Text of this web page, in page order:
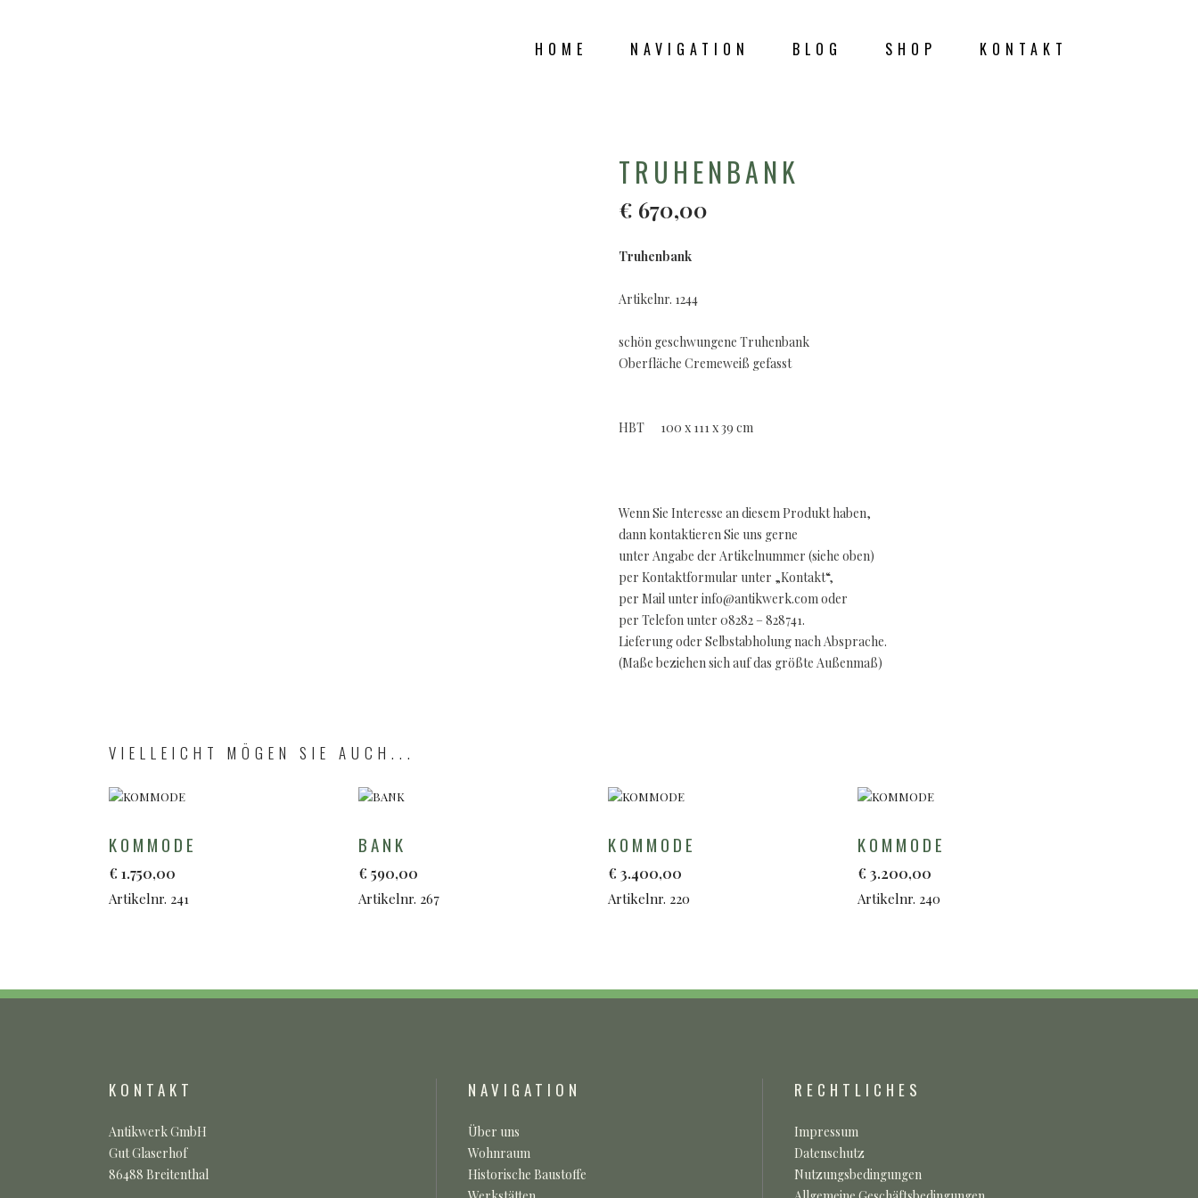
HOME NAVIGATION BLOG SHOP KONTAKT
SHOPTRUHENBANK
€ 670,00
Truhenbank
Artikelnr. 1244
schön geschwungene Truhenbank
Oberfläche Cremeweiß gefasst
HBT 100 x 111 x 39 cm
Wenn Sie Interesse an diesem Produkt haben,
dann kontaktieren Sie uns gerne
unter Angabe der Artikelnummer (siehe oben)
per Kontaktformular unter „Kontakt“,
per Mail unter info@antikwerk.com oder
per Telefon unter 08282 – 828741.
Lieferung oder Selbstabholung nach Absprache.
(Maße beziehen sich auf das größte Außenmaß)
VIELLEICHT MÖGEN SIE AUCH...
KOMMODE
€ 1.750,00
Artikelnr. 241
BANK
€ 590,00
Artikelnr. 267
KOMMODE
€ 3.400,00
Artikelnr. 220
KOMMODE
€ 3.200,00
Artikelnr. 240
KONTAKT
Antikwerk GmbH
Gut Glaserhof
86488 Breitenthal
NAVIGATION
Über uns
Wohnraum
Historische Baustoffe
RECHTLICHES
Impressum
Datenschutz
Nutzungsbedingungen